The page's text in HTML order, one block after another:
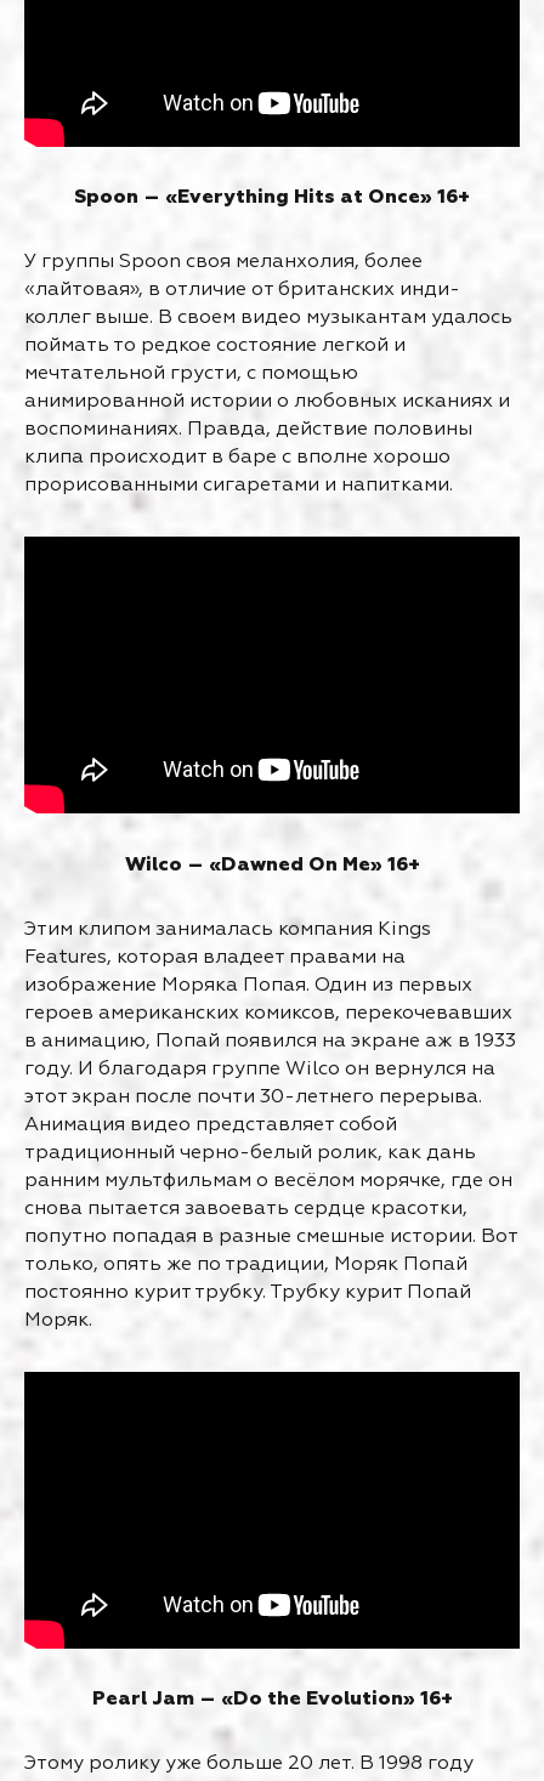
Spoon – «Everything Hits at Once» 16+
У группы Spoon своя меланхолия, более
«лайтовая», в отличие от британских инди-
коллег выше. В своем видео музыкантам удалось
поймать то редкое состояние легкой и
мечтательной грусти, с помощью
анимированной истории о любовных исканиях и
воспоминаниях. Правда, действие половины
клипа происходит в баре с вполне хорошо
прорисованными сигаретами и напитками.
Wilco – «Dawned On Me» 16+
Этим клипом занималась компания Kings
Features, которая владеет правами на
изображение Моряка Попая. Один из первых
героев американских комиксов, перекочевавших
в анимацию, Попай появился на экране аж в 1933
году. И благодаря группе Wilco он вернулся на
этот экран после почти 30-летнего перерыва.
Анимация видео представляет собой
традиционный черно-белый ролик, как дань
ранним мультфильмам о весёлом морячке, где он
снова пытается завоевать сердце красотки,
попутно попадая в разные смешные истории. Вот
только, опять же по традиции, Моряк Попай
постоянно курит трубку. Трубку курит Попай
Моряк.
Pearl Jam – «Do the Evolution» 16+
Этому ролику уже больше 20 лет. В 1998 году